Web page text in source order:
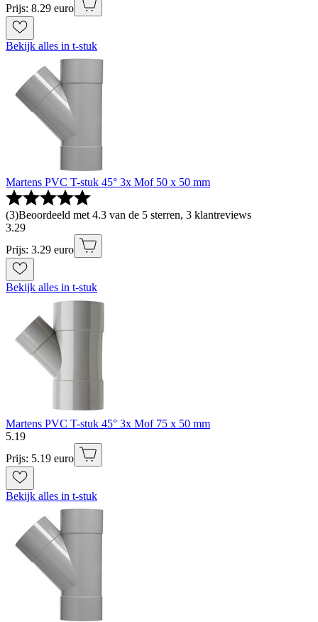
Prijs: 8.29 euro
Bekijk alles in t-stuk
Martens PVC T-stuk 45° 3x Mof 50 x 50 mm
(3)Beoordeeld met 4.3 van de 5 sterren, 3 klantreviews
3.29
Prijs: 3.29 euro
Bekijk alles in t-stuk
Martens PVC T-stuk 45° 3x Mof 75 x 50 mm
5.19
Prijs: 5.19 euro
Bekijk alles in t-stuk